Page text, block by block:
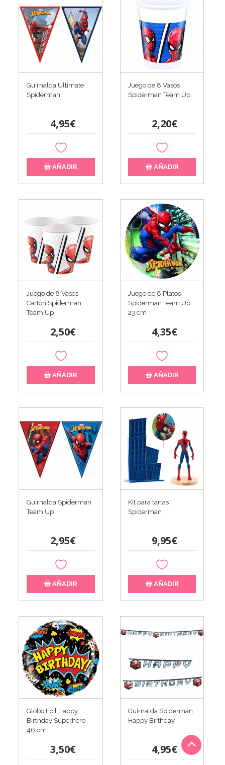
Guirnalda Ultimate
Spiderman
4,95€
AÑADIR
Juego de 8 Vasos
Spiderman Team Up
2,20€
AÑADIR
Juego de 8 Vasos
Cartón Spiderman
Team Up
2,50€
AÑADIR
Juego de 8 Platos
Spiderman Team Up
23 cm
4,35€
AÑADIR
Guirnalda Spiderman
Team Up
2,95€
AÑADIR
Kit para tartas
Spiderman
9,95€
AÑADIR
Globo Foil Happy
Birthday Superhero
46 cm
3,50€
Guirnalda Spiderman
Happy Birthday
4,95€